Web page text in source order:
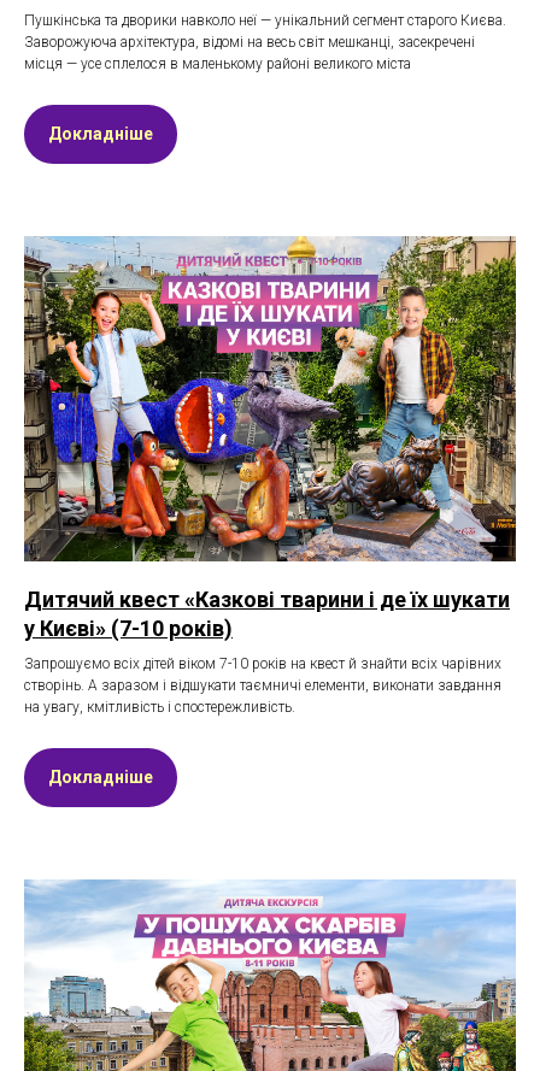
Пушкінська та дворики навколо неї — унікальний сегмент старого Києва.
Заворожуюча архітектура, відомі на весь світ мешканці, засекречені
місця — усе сплелося в маленькому районі великого міста
Докладніше
Дитячий квест «Казкові тварини і де їх шукати
у Києві» (7-10 років)
Запрошуємо всіх дітей віком 7-10 років на квест й знайти всіх чарівних
створінь. А заразом і відшукати таємничі елементи, виконати завдання
на увагу, кмітливість і спостережливість.
Докладніше